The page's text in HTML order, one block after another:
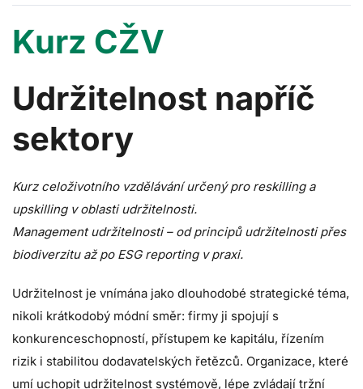
Kurz CŽV
Udržitelnost napříč
sektory
Kurz celoživotního vzdělávání určený pro reskilling a
upskilling v oblasti udržitelnosti.
Management udržitelnosti – od principů udržitelnosti přes
biodiverzitu až po ESG reporting v praxi.
Udržitelnost je vnímána jako dlouhodobé strategické téma,
nikoli krátkodobý módní směr: firmy ji spojují s
konkurenceschopností, přístupem ke kapitálu, řízením
rizik i stabilitou dodavatelských řetězců. Organizace, které
umí uchopit udržitelnost systémově, lépe zvládají tržní